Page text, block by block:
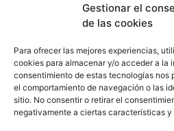
Gestionar el
de las cookies
Para ofrecer las mejores experiencias,
cookies para almacenar y/o acceder a la
consentimiento de estas tecnologías nos
el comportamiento de navegación o las
sitio. No consentir o retirar el
negativamente a ciertas características y
La Cámara de Comercio
su III Feria de Empleo
14 de septiembre de 2018
La III Carrera Nocturna
implicará la participación